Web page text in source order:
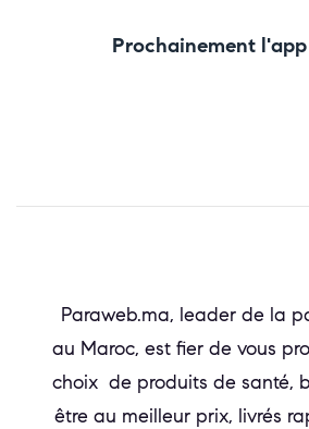
Prochainement
Paraweb.ma, leader de la
au Maroc, est fier de vous
choix de produits de santé,
être au meilleur prix, livrés